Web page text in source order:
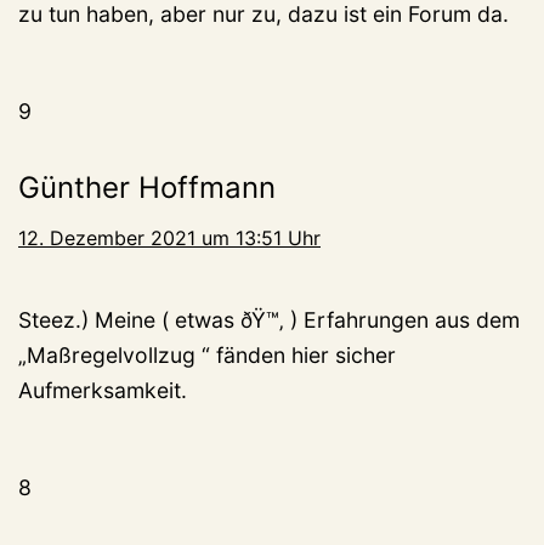
zu tun haben, aber nur zu, dazu ist ein Forum da.
9
Günther Hoffmann
12. Dezember 2021 um 13:51 Uhr
Steez.) Meine ( etwas ðŸ™‚ ) Erfahrungen aus dem
„Maßregelvollzug “ fänden hier sicher
Aufmerksamkeit.
8